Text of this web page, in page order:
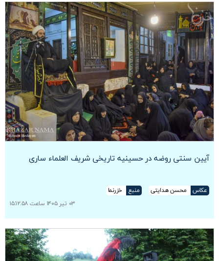
آیین سنتی روضه در حسینیه تاریخی شریف العلماء ساری
عکاس محسن هدایتی منبع
خزرنما
۰۳ تیر ۱۴۰۵ ساعت ۱۵:۱۲:۵۸